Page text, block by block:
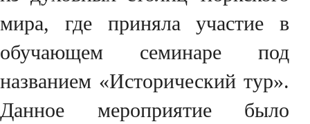
мира, где приняла участие в
обучающем семинаре под
названием «Исторический тур».
Данное мероприятие было